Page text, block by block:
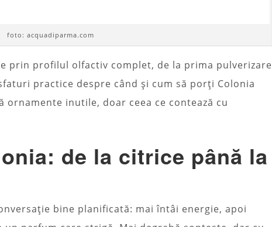
foto: acquadiparma.com
prin profilul olfactiv complet, de la prima pulverizare
practice despre când și cum să porți Colonia
ornamente inutile, doar ceea ce contează cu
de la citrice până la
bine planificată: mai întâi energie, apoi